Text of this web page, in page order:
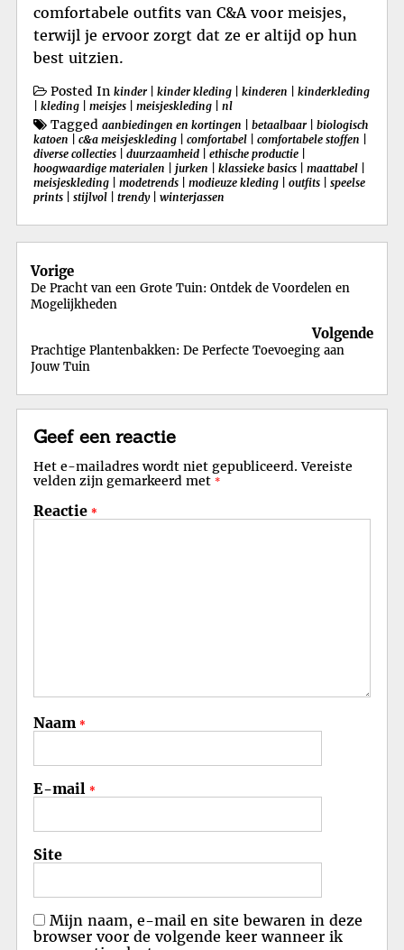
comfortabele outfits van C&A voor meisjes,
terwijl je ervoor zorgt dat ze er altijd op hun
best uitzien.
Posted In kinder kinder kleding kinderen
kinderkleding
kleding meisjes meisjeskleding nl
Tagged aanbiedingen en kortingen betaalbaar
biologisch
katoen
c&a meisjeskleding comfortabel comfortabele stoffen
diverse collecties
duurzaamheid ethische productie
hoogwaardige materialen
jurken klassieke basics maattabel
meisjeskleding
modetrends modieuze kleding outfits
speelse
prints
stijlvol trendy| winterjassen
Berichtnavigatie
Vorige
De Pracht van een Grote Tuin: Ontdek de Voordelen en
Mogelijkheden
Volgende
Prachtige Plantenbakken: De Perfecte Toevoeging aan
Jouw Tuin
Geef een reactie
Het e-mailadres wordt niet gepubliceerd. Vereiste
velden zijn gemarkeerd met *
Reactie *
Naam *
E-mail *
Site
Mijn naam, e-mail en site bewaren in deze
browser voor de volgende keer wanneer ik